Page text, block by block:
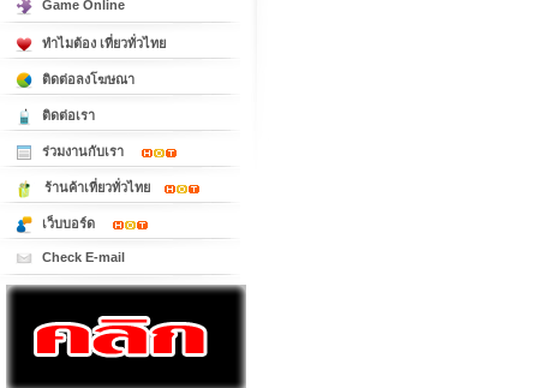
Game Online
ทำไมต้อง เที่ยวทั่วไทย
ติดต่อลงโฆษณา
ติดต่อเรา
ร่วมงานกับเรา
ร้านค้าเที่ยวทั่วไทย
เว็บบอร์ด
Check E-mail